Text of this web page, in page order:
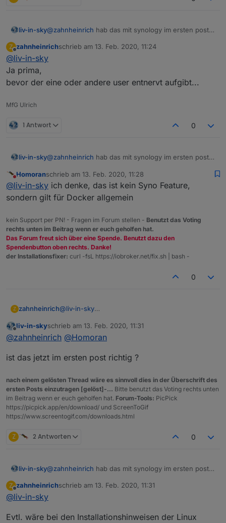
liv-in-sky@zahnheinrich hab das mit synology im ersten post
Z
Offline
zahnheinrichschrieb am 13. Feb. 2020, 11:24
zuletzt editiert von
@liv-in-sky
Ja prima,
bevor der eine oder andere user entnervt aufgibt...
MfG Ulrich
1 Antwort 0
liv-in-sky@zahnheinrich hab das mit synology im ersten post
Nicht stören
Homoranschrieb am 13. Feb. 2020, 11:28
zuletzt editiert von
@liv-in-sky ich denke, das ist kein Syno Feature,
sondern gilt für Docker allgemein
kein Support per PN! - Fragen im Forum stellen - Benutzt das Voting
rechts unten im Beitrag wenn er euch geholfen hat.
Das Forum freut sich über eine Spende. Benutzt dazu den
Spendenbutton oben rechts. Danke!
der Installationsfixer: curl -fsL https://iobroker.net/fix.sh | bash -
0
Z zahnheinrich@liv-in-sky
bevor der eine oder andere user entnervt
aufgibt...
Offline
liv-in-skyschrieb am 13. Feb. 2020, 11:31
zuletzt editiert von
@zahnheinrich @Homoran
ist das jetzt im ersten post richtig ?
nach einem gelösten Thread wäre es sinnvoll dies in der Überschrift des
ersten Posts einzutragen [gelöst]-... Bitte benutzt das Voting rechts unten
im Beitrag wenn er euch geholfen hat. Forum-Tools: PicPick
https://picpick.app/en/download/ und ScreenToGif
https://www.screentogif.com/downloads.html
Z 2 Antworten 0
liv-in-sky@zahnheinrich hab das mit synology im ersten post
Z
Offline
zahnheinrichschrieb am 13. Feb. 2020, 11:31
zuletzt editiert von
@liv-in-sky
Evtl. wäre bei den Installationshinweisen der Linux